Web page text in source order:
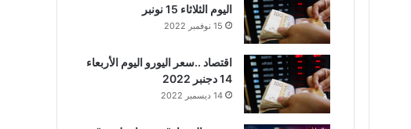
اليوم الثلاثاء 15 نونبر
15 نوفمبر 2022
اقتصاد ..سعر اليورو اليوم الأربعاء
14 دجنبر 2022
14 ديسمبر 2022